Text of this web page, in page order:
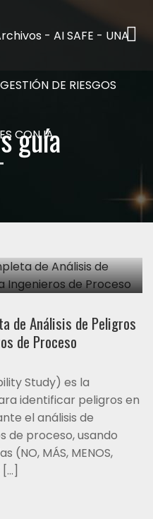
guía
de Análisis de Peligros
de Proceso
Study) es la
identificar peligros en
el análisis de
de proceso, usando
(NO, MÁS, MENOS,
[…]